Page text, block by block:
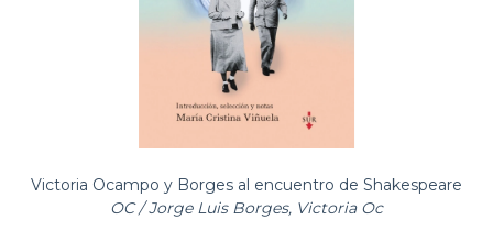
Victoria Ocampo y Borges al encuentro de Shakespeare
OC / Jorge Luis Borges, Victoria Oc